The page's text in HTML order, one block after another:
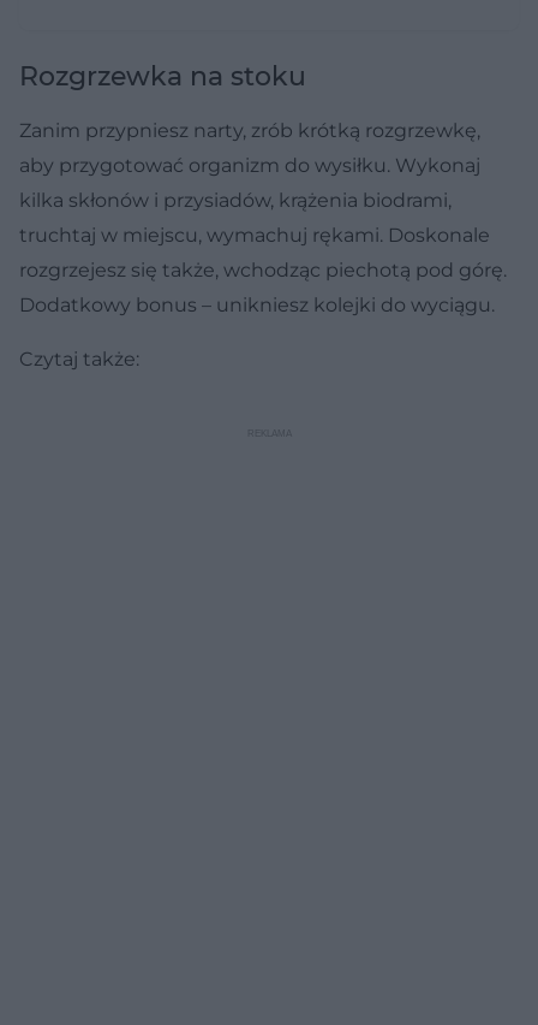
Rozgrzewka na stoku
Zanim przypniesz narty, zrób krótką rozgrzewkę,
aby przygotować organizm do wysiłku. Wykonaj
kilka skłonów i przysiadów, krążenia biodrami,
truchtaj w miejscu, wymachuj rękami. Doskonale
rozgrzejesz się także, wchodząc piechotą pod górę.
Dodatkowy bonus – unikniesz kolejki do wyciągu.
Czytaj także: